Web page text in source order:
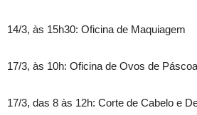
14/3, às 15h30: Oficina de Maquiagem
17/3, às 10h: Oficina de Ovos de Páscoa
17/3, das 8 às 12h: Corte de Cabelo e